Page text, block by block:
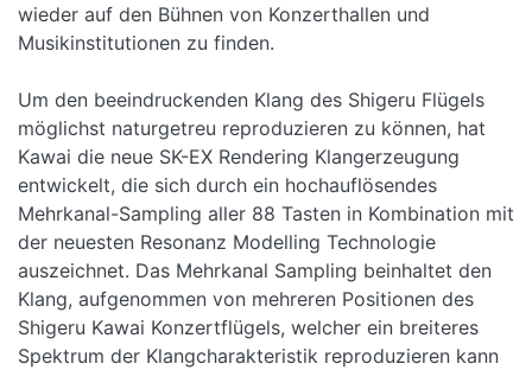
wieder auf den Bühnen von Konzerthallen und
Musikinstitutionen zu finden.
Um den beeindruckenden Klang des Shigeru Flügels
möglichst naturgetreu reproduzieren zu können, hat
Kawai die neue SK-EX Rendering Klangerzeugung
entwickelt, die sich durch ein hochauflösendes
Mehrkanal-Sampling aller 88 Tasten in Kombination mit
der neuesten Resonanz Modelling Technologie
auszeichnet. Das Mehrkanal Sampling beinhaltet den
Klang, aufgenommen von mehreren Positionen des
Shigeru Kawai Konzertflügels, welcher ein breiteres
Spektrum der Klangcharakteristik reproduzieren kann